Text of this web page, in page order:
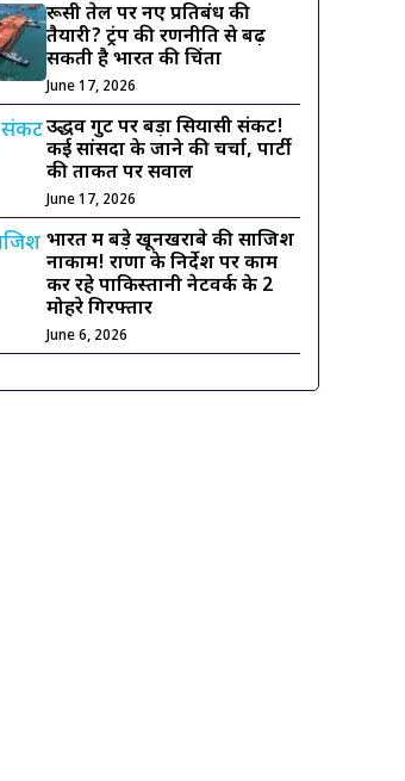
रूसी तेल पर नए प्रतिबंध की
तैयारी? ट्रंप की रणनीति से बढ़
सकती है भारत की चिंता
June 17, 2026
उद्धव गुट पर बड़ा सियासी संकट!
कई सांसदों के जाने की चर्चा, पार्टी
की ताकत पर सवाल
June 17, 2026
भारत में बड़े खूनखराबे की साजिश
नाकाम! राणा के निर्देश पर काम
कर रहे पाकिस्तानी नेटवर्क के 2
मोहरे गिरफ्तार
June 6, 2026